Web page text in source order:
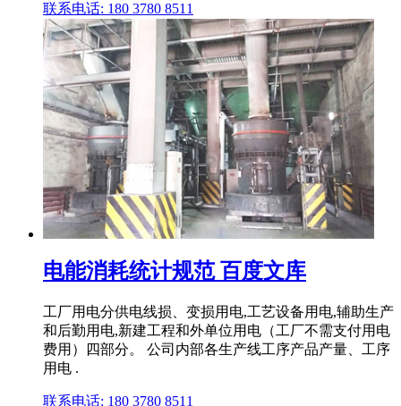
联系电话: 180 3780 8511
电能消耗统计规范 百度文库
工厂用电分供电线损、变损用电,工艺设备用电,辅助生产
和后勤用电,新建工程和外单位用电（工厂不需支付用电
费用）四部分。 公司内部各生产线工序产品产量、工序
用电 .
联系电话: 180 3780 8511